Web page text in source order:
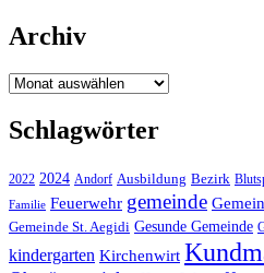
Archiv
Archiv
Schlagwörter
2022 2024 Andorf Ausbildung Bezirk
Familie Feuerwehr gemeinde
Gemeinde St. Aegidi Gesunde Gemeinde
kindergarten Kirchenwirt